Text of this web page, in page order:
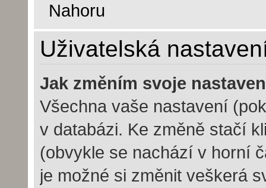
Nahoru
Uživatelská
Jak změním svoje
Všechna vaše nastavení
v databázi. Ke změně stačí
(obvykle se nachází v horní
je možné si změnit veškerá